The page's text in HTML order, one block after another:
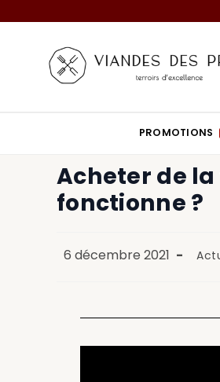
PROMOTIONS
Acheter de
fonctionne ?
6 décembre 2021